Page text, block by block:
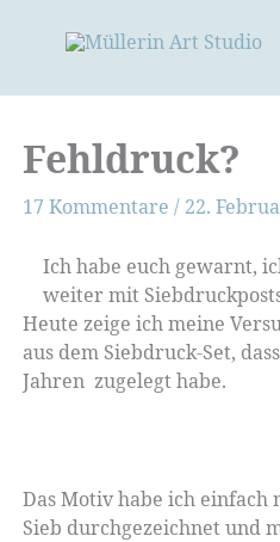
Fehldruck?
17 Kommentare / 22.
Ich habe euch gewarnt,
weiter mit
Heute zeige ich meine
aus dem Siebdruck-Set,
Jahren zugelegt habe.
Das Motiv habe ich einfach
Sieb durchgezeichnet und